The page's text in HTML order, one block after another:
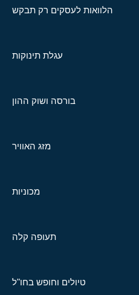
הלוואות לעסקים רק תבקש
עגלת תינוקות
בורסה ושוק ההון
מזג האוויר
מכוניות
תעופה קלה
טיולים וחופש בחו"ל